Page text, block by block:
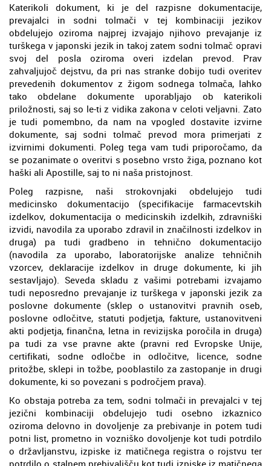
Katerikoli dokument, ki je del razpisne dokumentacije,
prevajalci in sodni tolmači v tej kombinaciji jezikov
obdelujejo oziroma najprej izvajajo njihovo prevajanje iz
turškega v japonski jezik in takoj zatem sodni tolmač opravi
svoj del posla oziroma overi izdelan prevod. Prav
zahvaljujoč dejstvu, da pri nas stranke dobijo tudi overitev
prevedenih dokumentov z žigom sodnega tolmača, lahko
tako obdelane dokumente uporabljajo ob katerikoli
priložnosti, saj so le-ti z vidika zakona v celoti veljavni. Zato
je tudi pomembno, da nam na vpogled dostavite izvirne
dokumente, saj sodni tolmač prevod mora primerjati z
izvirnimi dokumenti. Poleg tega vam tudi priporočamo, da
se pozanimate o overitvi s posebno vrsto žiga, poznano kot
haški ali Apostille, saj to ni naša pristojnost.
Poleg razpisne, naši strokovnjaki obdelujejo tudi
medicinsko dokumentacijo (specifikacije farmacevtskih
izdelkov, dokumentacija o medicinskih izdelkih, zdravniški
izvidi, navodila za uporabo zdravil in značilnosti izdelkov in
druga) pa tudi gradbeno in tehnično dokumentacijo
(navodila za uporabo, laboratorijske analize tehničnih
vzorcev, deklaracije izdelkov in druge dokumente, ki jih
sestavljajo). Seveda skladu z vašimi potrebami izvajamo
tudi neposredno prevajanje iz turškega v japonski jezik za
poslovne dokumente (sklep o ustanovitvi pravnih oseb,
poslovne odločitve, statuti podjetja, fakture, ustanovitveni
akti podjetja, finančna, letna in revizijska poročila in druga)
pa tudi za vse pravne akte (pravni red Evropske Unije,
certifikati, sodne odločbe in odločitve, licence, sodne
pritožbe, sklepi in tožbe, pooblastilo za zastopanje in drugi
dokumente, ki so povezani s področjem prava).
Ko obstaja potreba za tem, sodni tolmači in prevajalci v tej
jezični kombinaciji obdelujejo tudi osebno izkaznico
oziroma delovno in dovoljenje za prebivanje in potem tudi
potni list, prometno in vozniško dovoljenje kot tudi potrdilo
o državljanstvu, izpiske iz matičnega registra o rojstvu ter
potrdilo o stalnem prebivališču kot tudi izpiske iz matičnega